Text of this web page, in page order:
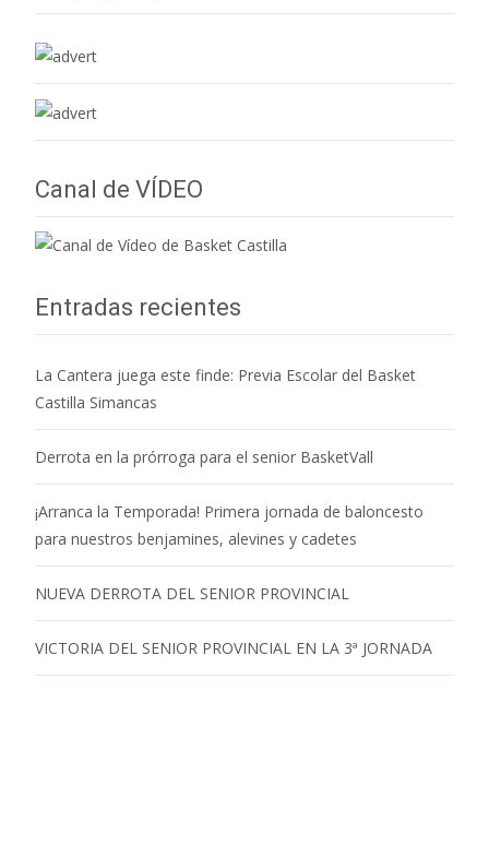
Canal de VÍDEO
Entradas recientes
La Cantera juega este finde: Previa Escolar del Basket
Castilla Simancas
Derrota en la prórroga para el senior BasketVall
¡Arranca la Temporada! Primera jornada de baloncesto
para nuestros benjamines, alevines y cadetes
NUEVA DERROTA DEL SENIOR PROVINCIAL
VICTORIA DEL SENIOR PROVINCIAL EN LA 3ª JORNADA